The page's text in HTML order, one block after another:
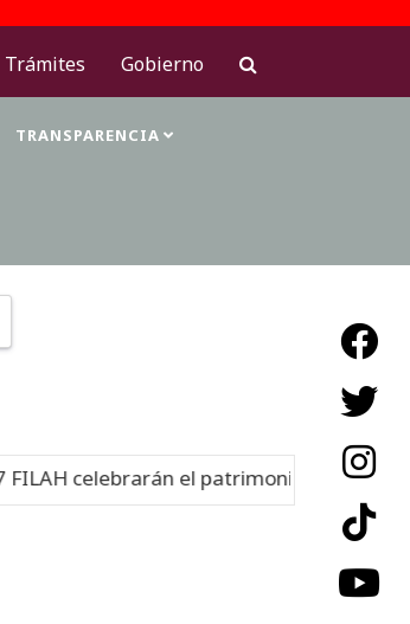
Trámites
Gobierno
TRANSPARENCIA
celebrarán el patrimonio cultural